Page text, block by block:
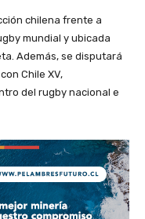
chilena frente a
mundial y ubicada
Además, se disputará
Chile XV,
del rugby nacional e